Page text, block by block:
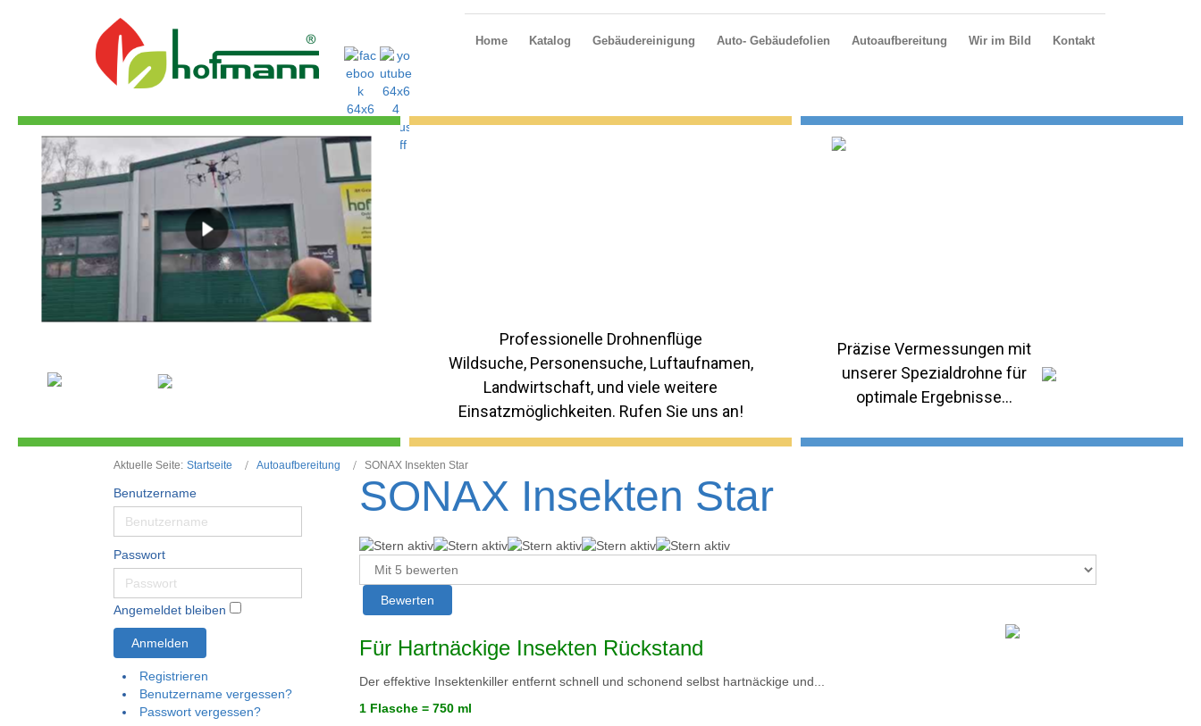
Home Katalog Gebäudereinigung Auto- Gebäudefolien Autoaufbereitung Wir im Bild Kontakt
Professionelle Drohnenflüge
Wildsuche, Personensuche, Luftaufnamen,
Landwirtschaft, und viele weitere
Einsatzmöglichkeiten. Rufen Sie uns an!
Präzise Vermessungen mit
unserer Spezialdrohne für
optimale Ergebnisse...
Aktuelle Seite: Startseite Autoaufbereitung SONAX Insekten Star
Benutzername
Passwort
Angemeldet bleiben
Anmelden
Registrieren
Benutzername vergessen?
Passwort vergessen?
SONAX Insekten Star
B
r
u
g
:
Bitte
bewerten
Für Hartnäckige Insekten Rückstand
Der effektive Insektenkiller entfernt schnell und schonend selbst hartnäckige und...
1 Flasche = 750 ml